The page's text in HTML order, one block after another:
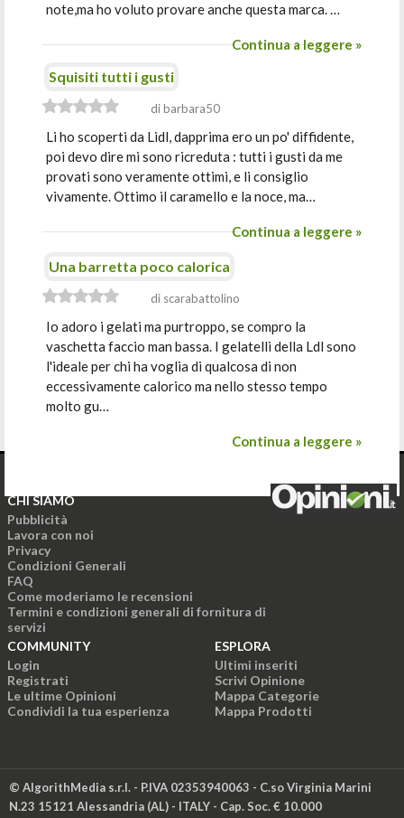
note,ma ho voluto provare anche questa marca. …
Continua a leggere »
Squisiti tutti i gusti
di barbara50
Li ho scoperti da Lidl, dapprima ero un po' diffidente,
poi devo dire mi sono ricreduta : tutti i gusti da me
provati sono veramente ottimi, e li consiglio
vivamente. Ottimo il caramello e la noce, ma…
Continua a leggere »
Una barretta poco calorica
di scarabattolino
Io adoro i gelati ma purtroppo, se compro la
vaschetta faccio man bassa. I gelatelli della Ldl sono
l'ideale per chi ha voglia di qualcosa di non
eccessivamente calorico ma nello stesso tempo
molto gu…
Continua a leggere »
CHI SIAMO
Pubblicità
Lavora con noi
Privacy
Condizioni Generali
FAQ
Come moderiamo le recensioni
Termini e condizioni generali di fornitura di
servizi
COMMUNITY
Login
Registrati
Le ultime Opinioni
Condividi la tua esperienza
ESPLORA
Ultimi inseriti
Scrivi Opinione
Mappa Categorie
Mappa Prodotti
© AlgorithMedia s.r.l. - P.IVA 02353940063 - C.so Virginia Marini
N.23 15121 Alessandria (AL) - ITALY - Cap. Soc. € 10.000